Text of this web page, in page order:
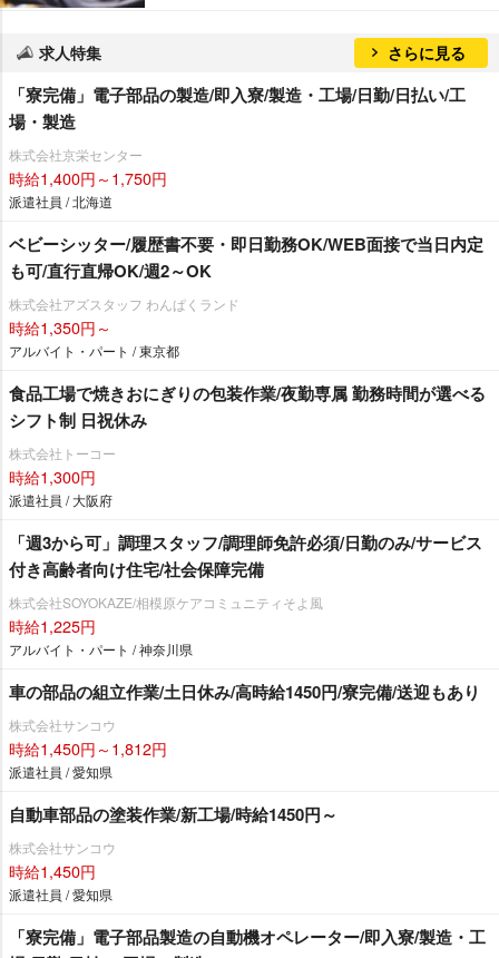
求人特集 さらに見る
「寮完備」電子部品の製造/即入寮/製造・工場/日勤/日払い/工
場・製造
株式会社京栄センター
時給1,400円～1,750円
派遣社員 / 北海道
ベビーシッター/履歴書不要・即日勤務OK/WEB面接で当日内定
も可/直行直帰OK/週2～OK
株式会社アズスタッフ わんぱくランド
時給1,350円～
アルバイト・パート / 東京都
食品工場で焼きおにぎりの包装作業/夜勤専属 勤務時間が選べる
シフト制 日祝休み
株式会社トーコー
時給1,300円
派遣社員 / 大阪府
「週3から可」調理スタッフ/調理師免許必須/日勤のみ/サービス
付き高齢者向け住宅/社会保障完備
株式会社SOYOKAZE/相模原ケアコミュニティそよ風
時給1,225円
アルバイト・パート / 神奈川県
車の部品の組立作業/土日休み/高時給1450円/寮完備/送迎もあり
株式会社サンコウ
時給1,450円～1,812円
派遣社員 / 愛知県
自動車部品の塗装作業/新工場/時給1450円～
株式会社サンコウ
時給1,450円
派遣社員 / 愛知県
「寮完備」電子部品製造の自動機オペレーター/即入寮/製造・工